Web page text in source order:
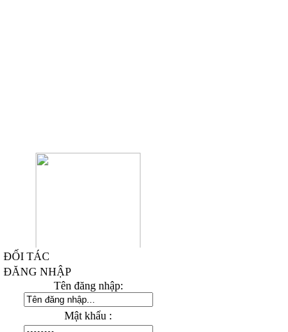
Kỷ Niệm Chương Đồng 03
ĐỐI TÁC
ĐĂNG NHẬP
Tên đăng nhập:
Mật khẩu :